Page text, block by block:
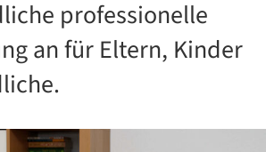
professionelle
an für Eltern, Kinder